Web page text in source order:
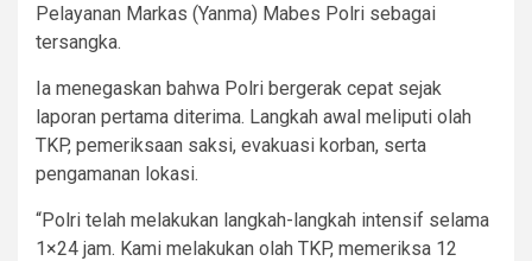
Pelayanan Markas (Yanma) Mabes Polri sebagai
tersangka.
Ia menegaskan bahwa Polri bergerak cepat sejak
laporan pertama diterima. Langkah awal meliputi olah
TKP, pemeriksaan saksi, evakuasi korban, serta
pengamanan lokasi.
“Polri telah melakukan langkah-langkah intensif selama
1×24 jam. Kami melakukan olah TKP, memeriksa 12